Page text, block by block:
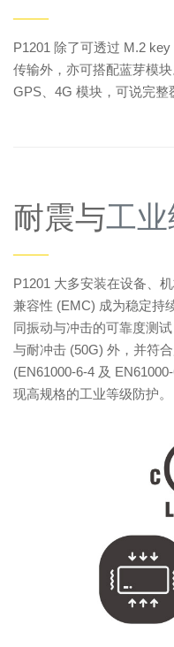
——
P1201 除了可透过 M.2
传输外，亦可搭配蓝芽模
GPS、4G 模块，可说完整
耐震与工
——
P1201 大多安装在设备、
兼容性 (EMC) 成为稳定持
同振动与冲击的可靠度测
与耐冲击 (50G) 外，并符
(EN61000-6-4 及
现高规格的工业等级防护。